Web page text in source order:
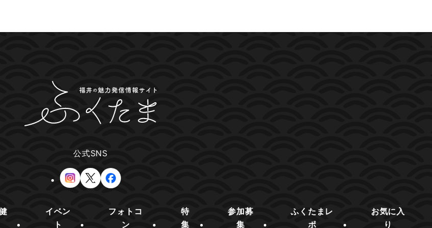
公式SNS
イベン
ト
フォトコ
ン
特
集
参加募
集
ふくたまレ
ポ
お気に入
り